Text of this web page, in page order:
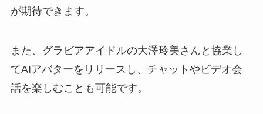
が期待できます。
また、グラビアアイドルの大澤玲美さんと協業し
てAIアバターをリリースし、チャットやビデオ会
話を楽しむことも可能です。